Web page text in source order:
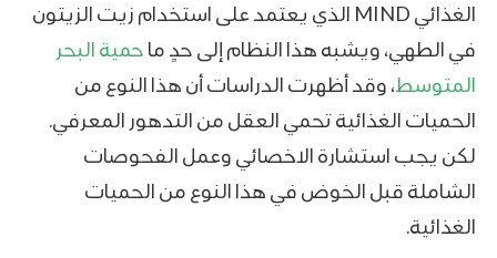
الغذائي MIND الذي يعتمد على استخدام زيت الزيتون
في الطهي، ويشبه هذا النظام إلى حدٍ ما حمية البحر
المتوسط، وقد أظهرت الدراسات أن هذا النوع من
الحميات الغذائية تحمي العقل من التدهور المعرفي.
لكن يجب استشارة الاخصائي وعمل الفحوصات
الشاملة قبل الخوض في هذا النوع من الحميات
الغذائية.